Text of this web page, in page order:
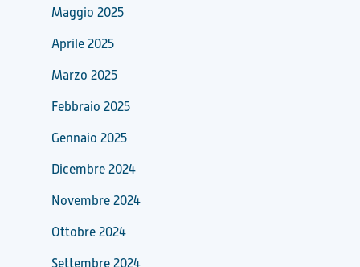
Maggio 2025
Aprile 2025
Marzo 2025
Febbraio 2025
Gennaio 2025
Dicembre 2024
Novembre 2024
Ottobre 2024
Settembre 2024